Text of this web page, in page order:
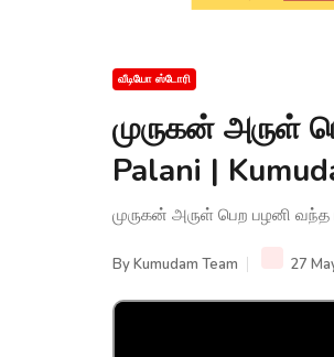
வீடியோ ஸ்டோரி
முருகன் அருள்
Palani |
முருகன் அருள் பெற பழனி வந்த
ByKumudam Team 27